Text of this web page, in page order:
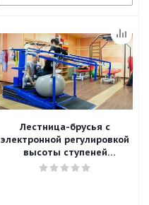
Лестница-брусья с
электронной регулировкой
высоты ступеней
«АЛЬТЕРСТЕП»